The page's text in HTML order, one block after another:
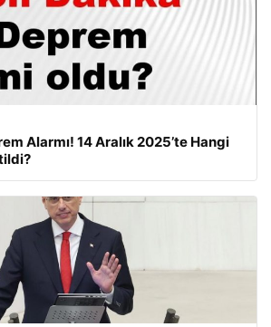
Alarmı! 14 Aralık 2025’te Hangi